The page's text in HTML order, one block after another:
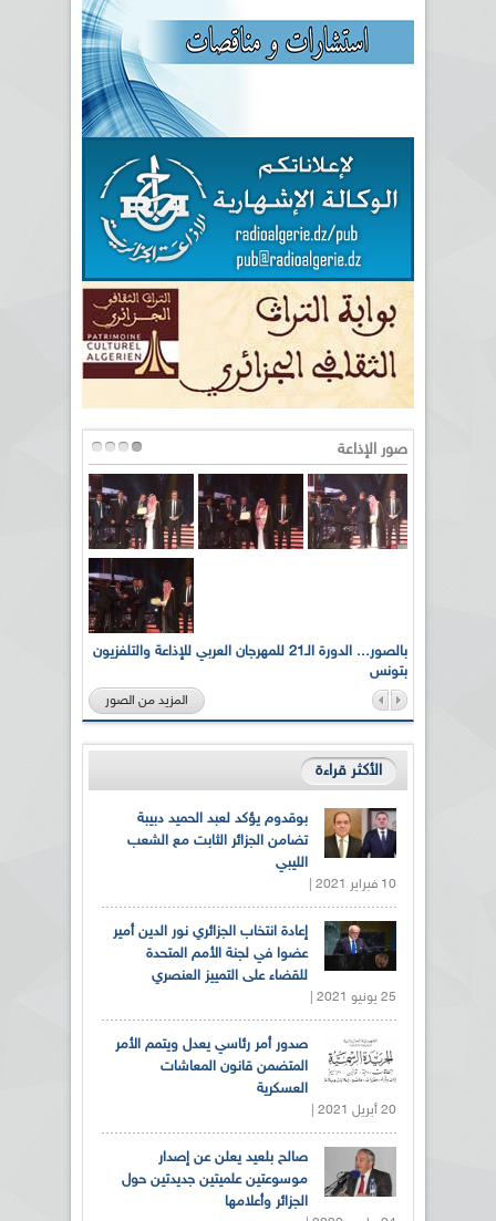
صور الإذاعة
بالصور... الدورة الـ21 للمهرجان العربي للإذاعة والتلفزيون
بتونس
المزيد من الصور
الأكثر قراءة
بوقدوم يؤكد لعبد الحميد دبيبة
تضامن الجزائر الثابت مع الشعب
الليبي
10 فبراير 2021 |
إعادة انتخاب الجزائري نور الدين أمير
عضوا في لجنة الأمم المتحدة
للقضاء على التمييز العنصري
25 يونيو 2021 |
صدور أمر رئاسي يعدل ويتمم الأمر
المتضمن قانون المعاشات
العسكرية
20 أبريل 2021 |
صالح بلعيد يعلن عن إصدار
موسوعتين علميتين جديدتين حول
الجزائر وأعلامها